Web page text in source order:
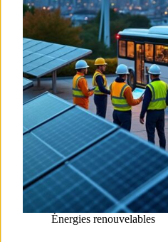
Énergies renouvelables